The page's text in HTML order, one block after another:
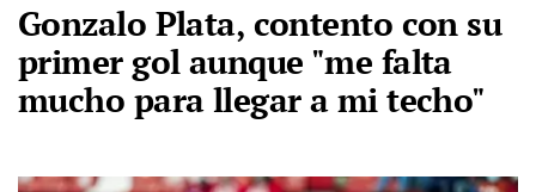
Gonzalo Plata, contento con su
primer gol aunque "me falta
mucho para llegar a mi techo"